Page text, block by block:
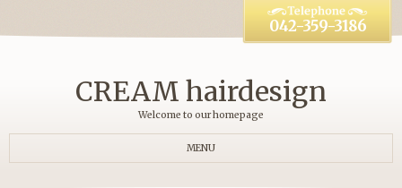
CREAM hairdesign
Welcome to our homepage
042-359-3186
MENU